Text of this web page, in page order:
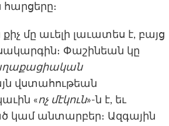
մը աւելի լաւատես է, բայց
Փաշինեան կը
վստահութեան
«ոչ մէկուն»-ն է, եւ
կամ անտարբեր։ Ազգային